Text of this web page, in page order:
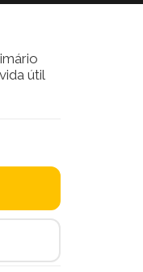
útil